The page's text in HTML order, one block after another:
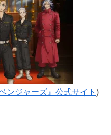
ンジャーズ』公式サイト )